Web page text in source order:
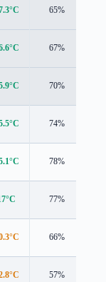
65%
67%
70%
74%
78%
77%
66%
57%